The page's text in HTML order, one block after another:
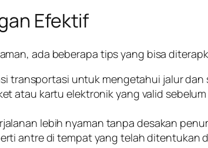
Efektif
ada beberapa tips yang bisa
transportasi untuk mengetahui jalur dan
atau kartu elektronik yang valid
lebih nyaman tanpa desakan
antre di tempat yang telah ditentukan